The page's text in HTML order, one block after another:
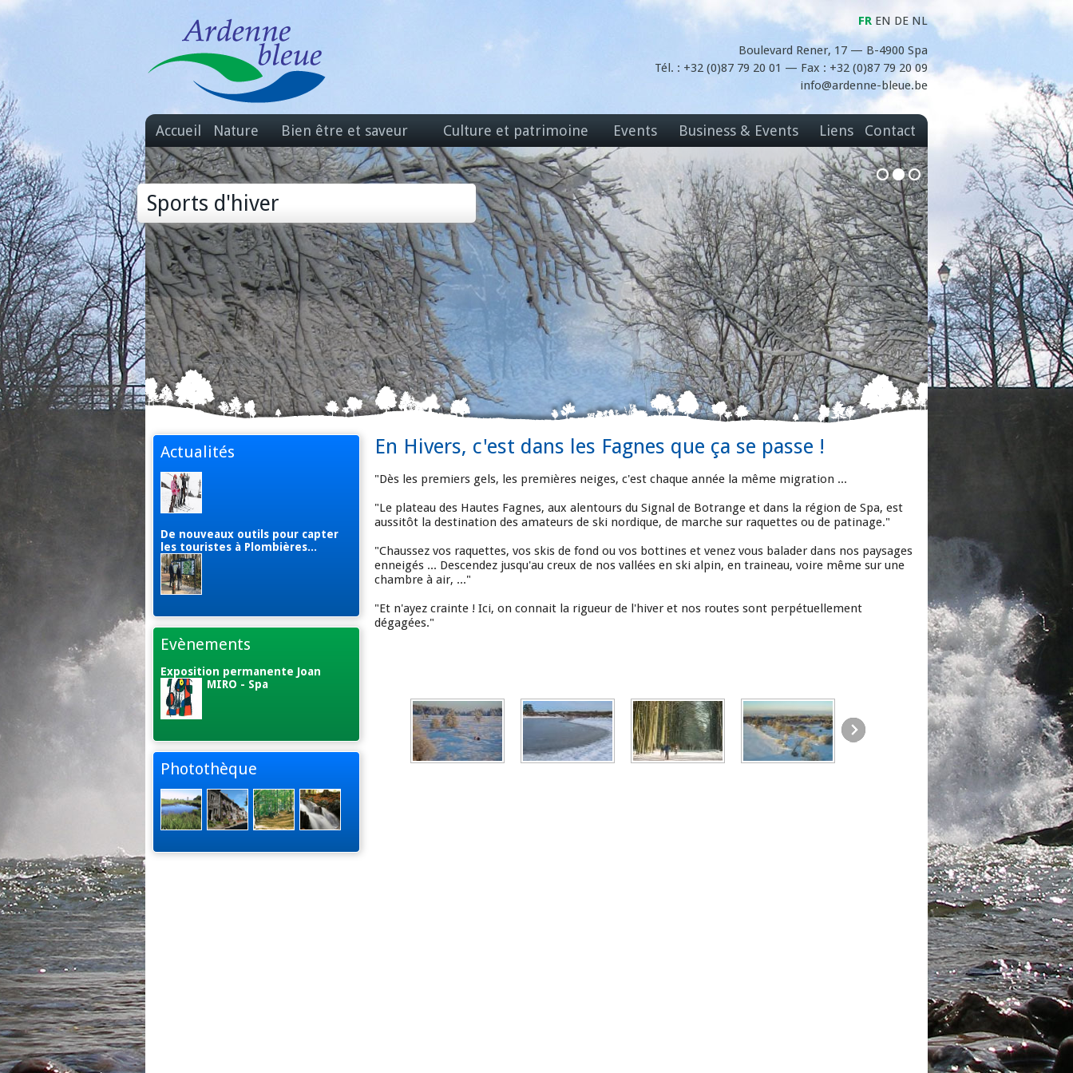
FR EN DENL
Boulevard Rener, 17 — B-4900 Spa
Tél. : +32 (0)87 79 20 01 — Fax : +32 (0)87 79 20 09
info@ardenne-bleue.be
Accueil Nature Bien être et saveur Culture et patrimoine Events Business & Events Liens Contact
Sports d'hiver
Actualités
De nouveaux outils pour capter
les touristes à Plombières...
Evènements
Exposition permanente Joan
MIRO - Spa
Photothèque
En Hivers, c'est dans les Fagnes que ça se passe !
"Dès les premiers gels, les premières neiges, c'est chaque année la même migration ...
"Le plateau des Hautes Fagnes, aux alentours du Signal de Botrange et dans la région de Spa, est
aussitôt la destination des amateurs de ski nordique, de marche sur raquettes ou de patinage."
"Chaussez vos raquettes, vos skis de fond ou vos bottines et venez vous balader dans nos paysages
enneigés ... Descendez jusqu'au creux de nos vallées en ski alpin, en traineau, voire même sur une
chambre à air, ..."
"Et n'ayez crainte ! Ici, on connait la rigueur de l'hiver et nos routes sont perpétuellement
dégagées."